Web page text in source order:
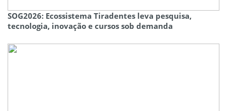
SOG2026: Ecossistema Tiradentes leva pesquisa,
tecnologia, inovação e cursos sob demanda